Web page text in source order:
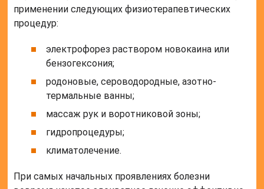
применении следующих физиотерапевтических
процедур:
электрофорез раствором новокаина или
бензогексония;
родоновые, сероводородные, азотно-
термальные ванны;
массаж рук и воротниковой зоны;
гидропроцедуры;
климатолечение.
При самых начальных проявлениях болезни